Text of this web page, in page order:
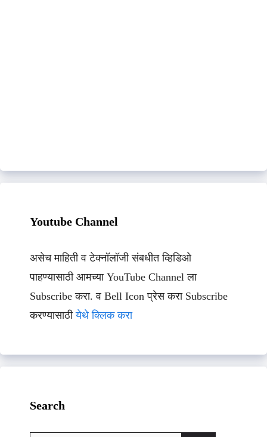
Youtube Channel
असेच माहिती व टेक्नॉलॉजी संबधीत व्हिडिओ
पाहण्यासाठी आमच्या YouTube Channel ला
Subscribe करा. व Bell Icon प्रेस करा Subscribe
करण्यासाठीयेथे क्लिक करा
Search